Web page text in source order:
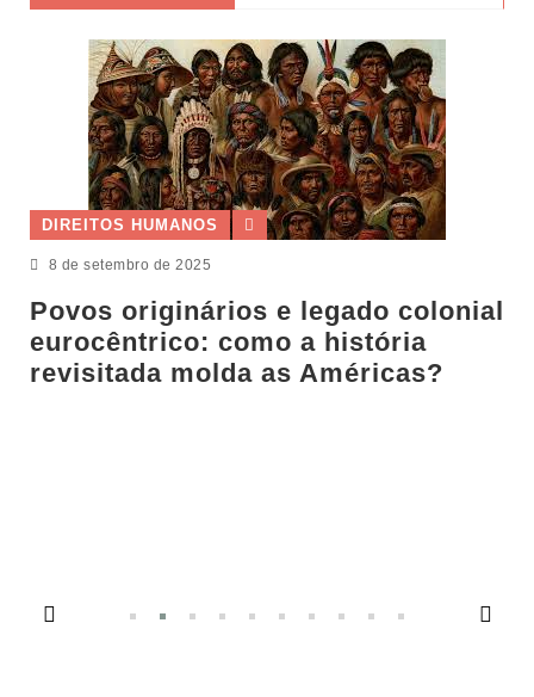
de 2025
e legado colonial
como a história
molda as Américas?
Novo